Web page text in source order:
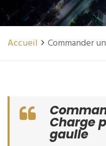
Accueil Commander
Charge
gaulle